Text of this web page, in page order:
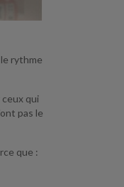
rythme
qui
pas le
que :